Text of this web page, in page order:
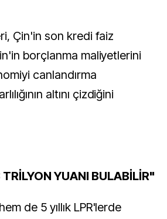
borçlanma maliyetlerini
canlandırma
altını çizdiğini
YUANI BULABİLİR"
de 5 yıllık LPR'lerde